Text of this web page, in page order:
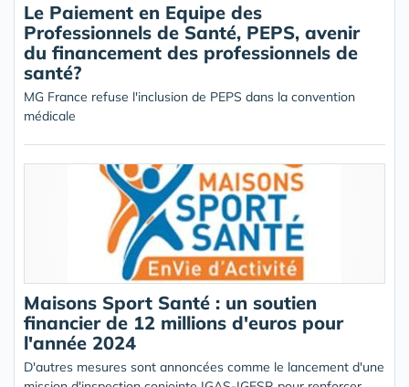
Le Paiement en Equipe des
Professionnels de Santé, PEPS, avenir
du financement des professionnels de
santé?
MG France refuse l'inclusion de PEPS dans la convention
médicale
Maisons Sport Santé : un soutien
financier de 12 millions d'euros pour
l'année 2024
D'autres mesures sont annoncées comme le lancement d'une